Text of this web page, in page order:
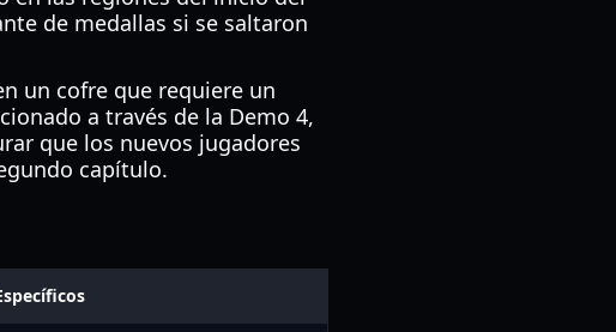
de medallas si se saltaron
un cofre que requiere un
a través de la Demo 4,
que los nuevos jugadores
capítulo.